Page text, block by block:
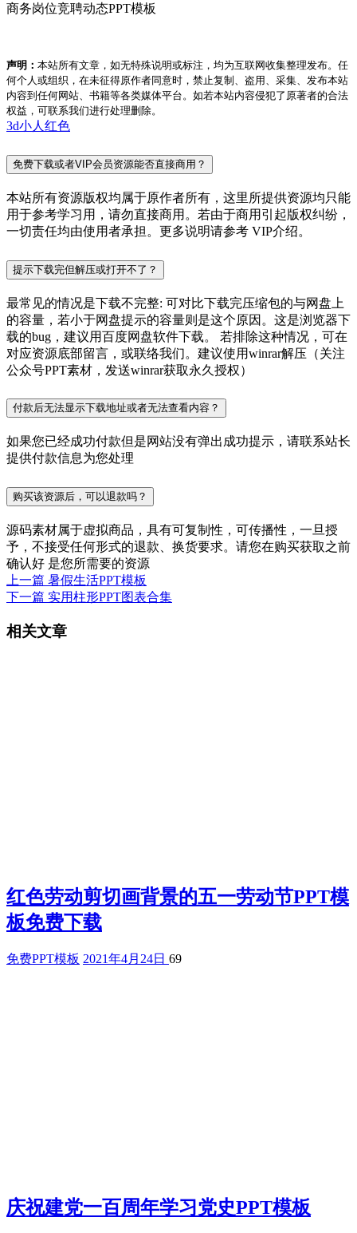
商务岗位竞聘动态PPT模板
声明： 本站所有文章，如无特殊说明或标注，均为互联网收集整理发布。任
何个人或组织，在未征得原作者同意时，禁止复制、盗用、采集、发布本站
内容到任何网站、书籍等各类媒体平台。如若本站内容侵犯了原著者的合法
权益，可联系我们进行处理删除。
3d小人 红色
免费下载或者VIP会员资源能否直接商用？
本站所有资源版权均属于原作者所有，这里所提供资源均只能
用于参考学习用，请勿直接商用。若由于商用引起版权纠纷，
一切责任均由使用者承担。更多说明请参考 VIP介绍。
提示下载完但解压或打开不了？
最常见的情况是下载不完整: 可对比下载完压缩包的与网盘上
的容量，若小于网盘提示的容量则是这个原因。这是浏览器下
载的bug，建议用百度网盘软件下载。 若排除这种情况，可在
对应资源底部留言，或联络我们。建议使用winrar解压（关注
公众号PPT素材，发送winrar获取永久授权）
付款后无法显示下载地址或者无法查看内容？
如果您已经成功付款但是网站没有弹出成功提示，请联系站长
提供付款信息为您处理
购买该资源后，可以退款吗？
源码素材属于虚拟商品，具有可复制性，可传播性，一旦授
予，不接受任何形式的退款、换货要求。请您在购买获取之前
确认好 是您所需要的资源
上一篇 暑假生活PPT模板
下一篇 实用柱形PPT图表合集
相关文章
红色劳动剪切画背景的五一劳动节PPT模
板免费下载
免费PPT模板 2021年4月24日 69
庆祝建党一百周年学习党史PPT模板